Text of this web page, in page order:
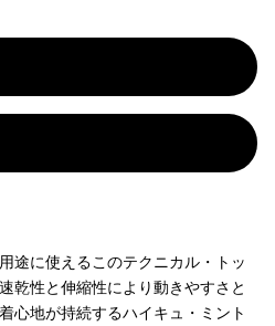
途に使えるこのテクニカル・トッ
乾性と伸縮性により動きやすさと
心地が持続するハイキュ・ミント